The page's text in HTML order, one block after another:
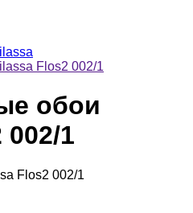
Flos2 002/1
обои
1